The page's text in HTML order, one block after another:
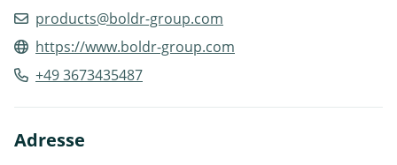
products@boldr-group.com
https://www.boldr-group.com
+49 3673435487
Adresse